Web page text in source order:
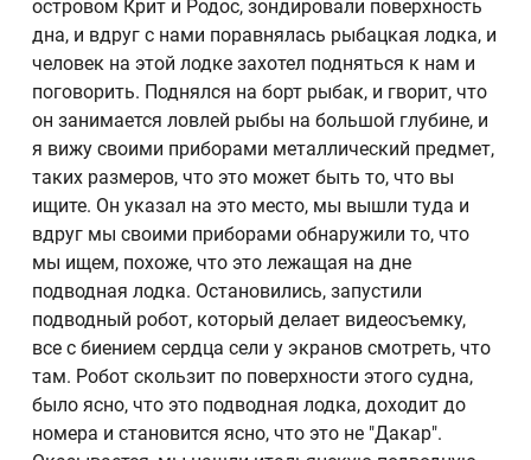
островом Крит и Родос, зондировали поверхность
дна, и вдруг с нами поравнялась рыбацкая лодка, и
человек на этой лодке захотел подняться к нам и
поговорить. Поднялся на борт рыбак, и гворит, что
он занимается ловлей рыбы на большой глубине, и
я вижу своими приборами металлический предмет,
таких размеров, что это может быть то, что вы
ищите. Он указал на это место, мы вышли туда и
вдруг мы своими приборами обнаружили то, что
мы ищем, похоже, что это лежащая на дне
подводная лодка. Остановились, запустили
подводный робот, который делает видеосъемку,
все с биением сердца сели у экранов смотреть, что
там. Робот скользит по поверхности этого судна,
было ясно, что это подводная лодка, доходит до
номера и становится ясно, что это не "Дакар".